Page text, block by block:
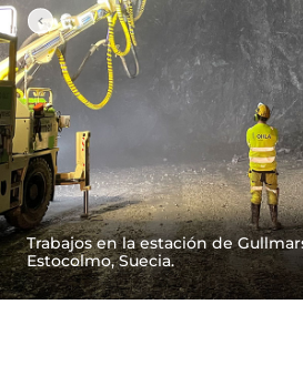
Trabajos en la estación de
Estocolmo, Suecia.